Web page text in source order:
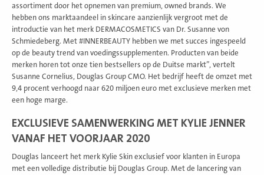
assortiment door het opnemen van premium, owned brands. We
hebben ons marktaandeel in skincare aanzienlijk vergroot met de
introductie van het merk DERMACOSMETICS van Dr. Susanne von
Schmiedeberg. Met #INNERBEAUTY hebben we met succes ingespeeld
op de beauty trend van voedingssupplementen. Producten van beide
merken horen tot onze tien bestsellers op de Duitse markt”, vertelt
Susanne Cornelius, Douglas Group CMO. Het bedrijf heeft de omzet met
9,4 procent verhoogd naar 620 miljoen euro met exclusieve merken met
een hoge marge.
EXCLUSIEVE SAMENWERKING MET KYLIE JENNER
VANAF HET VOORJAAR 2020
Douglas lanceert het merk Kylie Skin exclusief voor klanten in Europa
met een volledige distributie bij Douglas Group. Met de lancering van